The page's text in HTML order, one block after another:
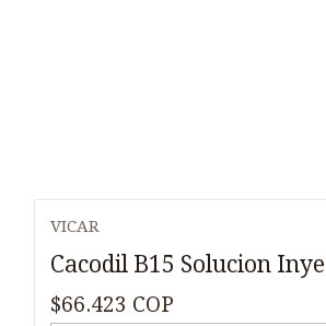
VICAR
Cacodil B15 Solucion
$66.423 COP